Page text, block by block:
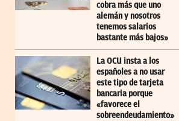
cobra más que uno
alemán y nosotros
tenemos salarios
bastante más bajos»
La OCU insta a los
españoles a no usar
este tipo de tarjeta
bancaria porque
«favorece el
sobreendeudamiento»